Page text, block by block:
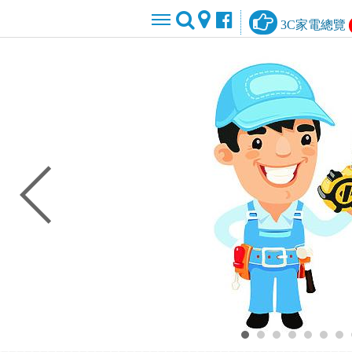
3C家電總覽